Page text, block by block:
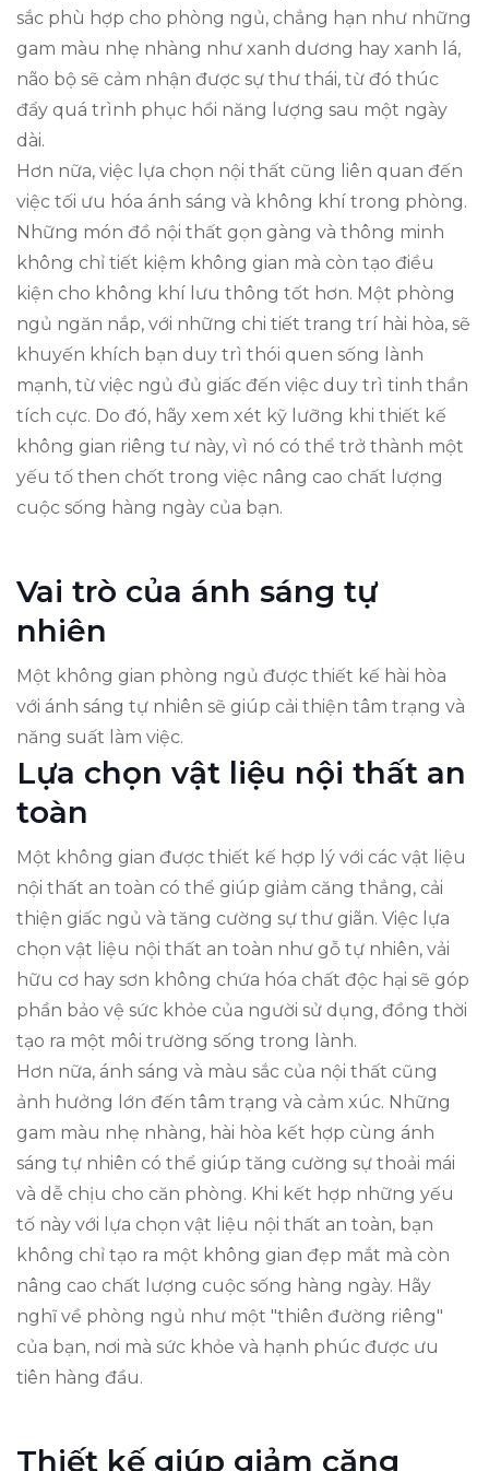
sắc phù hợp cho phòng ngủ, chẳng hạn như những
gam màu nhẹ nhàng như xanh dương hay xanh lá,
não bộ sẽ cảm nhận được sự thư thái, từ đó thúc
đẩy quá trình phục hồi năng lượng sau một ngày
dài.
Hơn nữa, việc lựa chọn nội thất cũng liên quan đến
việc tối ưu hóa ánh sáng và không khí trong phòng.
Những món đồ nội thất gọn gàng và thông minh
không chỉ tiết kiệm không gian mà còn tạo điều
kiện cho không khí lưu thông tốt hơn. Một phòng
ngủ ngăn nắp, với những chi tiết trang trí hài hòa, sẽ
khuyến khích bạn duy trì thói quen sống lành
mạnh, từ việc ngủ đủ giấc đến việc duy trì tinh thần
tích cực. Do đó, hãy xem xét kỹ lưỡng khi thiết kế
không gian riêng tư này, vì nó có thể trở thành một
yếu tố then chốt trong việc nâng cao chất lượng
cuộc sống hàng ngày của bạn.
Vai trò của ánh sáng tự
nhiên
Một không gian phòng ngủ được thiết kế hài hòa
với ánh sáng tự nhiên sẽ giúp cải thiện tâm trạng và
năng suất làm việc.
Lựa chọn vật liệu nội thất an
toàn
Một không gian được thiết kế hợp lý với các vật liệu
nội thất an toàn có thể giúp giảm căng thẳng, cải
thiện giấc ngủ và tăng cường sự thư giãn. Việc lựa
chọn vật liệu nội thất an toàn như gỗ tự nhiên, vải
hữu cơ hay sơn không chứa hóa chất độc hại sẽ góp
phần bảo vệ sức khỏe của người sử dụng, đồng thời
tạo ra một môi trường sống trong lành.
Hơn nữa, ánh sáng và màu sắc của nội thất cũng
ảnh hưởng lớn đến tâm trạng và cảm xúc. Những
gam màu nhẹ nhàng, hài hòa kết hợp cùng ánh
sáng tự nhiên có thể giúp tăng cường sự thoải mái
và dễ chịu cho căn phòng. Khi kết hợp những yếu
tố này với lựa chọn vật liệu nội thất an toàn, bạn
không chỉ tạo ra một không gian đẹp mắt mà còn
nâng cao chất lượng cuộc sống hàng ngày. Hãy
nghĩ về phòng ngủ như một "thiên đường riêng"
của bạn, nơi mà sức khỏe và hạnh phúc được ưu
tiên hàng đầu.
Thiết kế giúp giảm căng